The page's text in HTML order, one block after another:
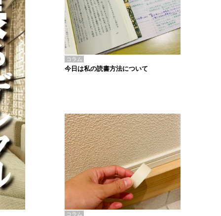
コラム
今日は私の読書方法について
コラム